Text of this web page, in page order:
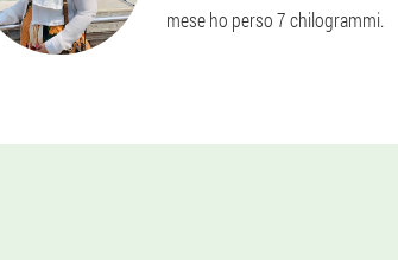
mese ho perso 7 chilogrammi.